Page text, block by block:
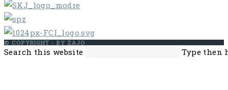
© COPYRIGHT - BY ZAJO
Search this website Type then